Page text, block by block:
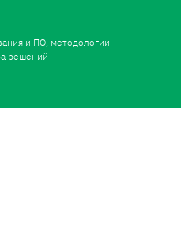
и ПО, методологии
решений